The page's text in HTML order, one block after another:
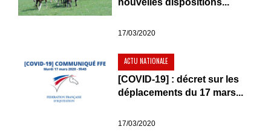
nouvelles dispositions...
17/03/2020
ACTU NATIONALE
[COVID-19] : décret sur les
déplacements du 17 mars...
17/03/2020